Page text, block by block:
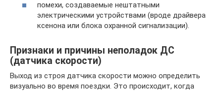
помехи, создаваемые нештатными
электрическими устройствами (вроде драйвера
ксенона или блока охранной сигнализации).
Признаки и причины неполадок ДС
(датчика скорости)
Выход из строя датчика скорости можно определить
визуально во время поездки. Это происходит, когда